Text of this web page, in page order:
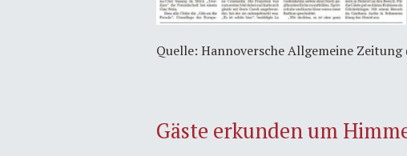
Quelle: Hannoversche Allgemeine
Gäste erkunden um